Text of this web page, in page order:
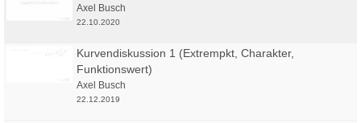
Axel Busch
22.10.2020
Kurvendiskussion 1 (Extrempkt, Charakter,
Funktionswert)
Axel Busch
22.12.2019